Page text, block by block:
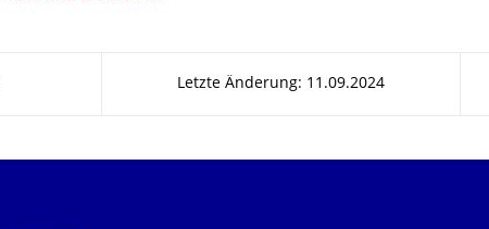
Letzte Änderung: 11.09.2024